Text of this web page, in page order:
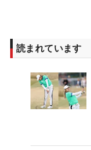
読まれています